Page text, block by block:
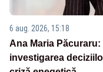
6 aug. 2026, 15:18
Ana Maria
investigarea